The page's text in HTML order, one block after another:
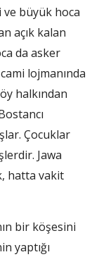
büyük hoca
açık kalan
da asker
lojmanında
halkından
Çocuklar
Jawa
hatta vakit
bir köşesini
yaptığı